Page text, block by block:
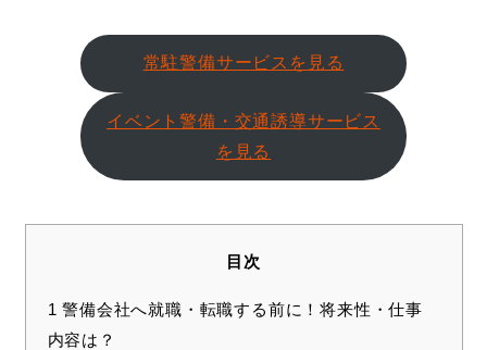
常駐警備サービスを見る
イベント警備・交通誘導サービス
を見る
目次
1 警備会社へ就職・転職する前に！将来性・仕事
内容は？